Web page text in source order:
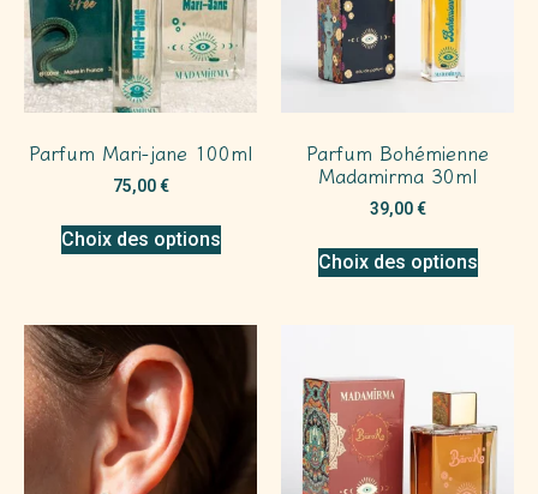
Parfum Mari-jane 100ml
75,00€
Choix des options
Parfum Bohémienne
Madamirma 30ml
39,00€
Choix des options